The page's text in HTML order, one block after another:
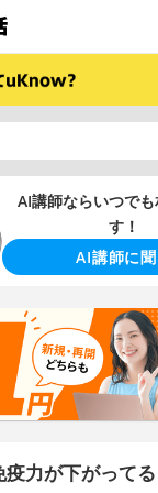
AI講師ならいつで
す！
AI講師に聞
力が下がって